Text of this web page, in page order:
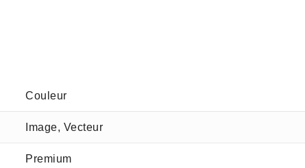
Couleur
Image, Vecteur
Premium